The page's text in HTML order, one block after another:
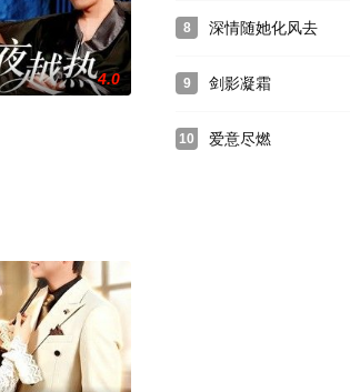
4.0
8 深情随她化风去
9 剑影凝霜
10 爱意尽燃